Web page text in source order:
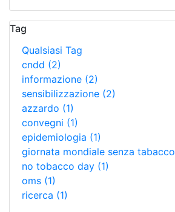
Tag
Qualsiasi Tag
cndd (2)
informazione (2)
sensibilizzazione (2)
azzardo (1)
convegni (1)
epidemiologia (1)
giornata mondiale senza tabacco
no tobacco day (1)
oms (1)
ricerca (1)